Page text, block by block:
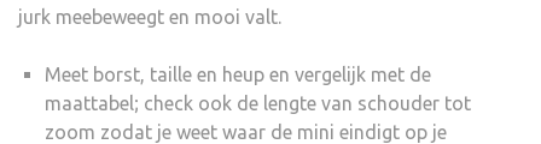
jurk meebeweegt en mooi valt.
Meet borst, taille en heup en vergelijk met de
maattabel; check ook de lengte van schouder tot
zoom zodat je weet waar de mini eindigt op je